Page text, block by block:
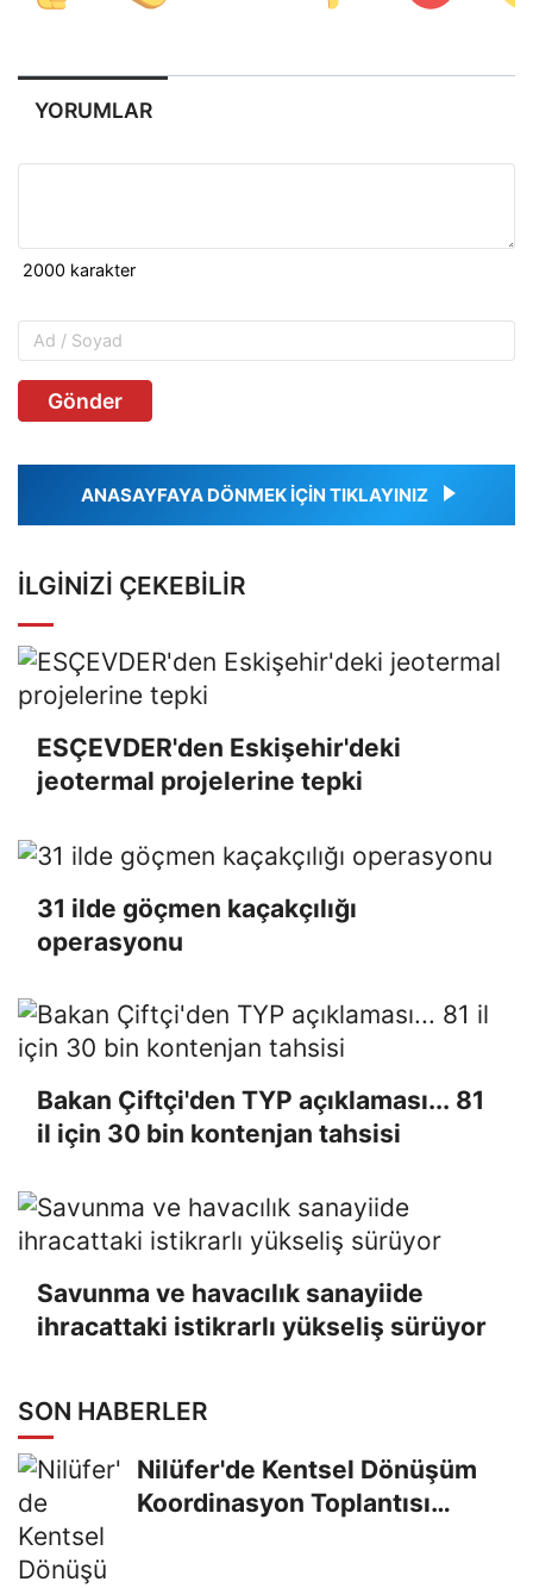
YORUMLAR
Gönder
ANASAYFAYA DÖNMEK İÇİN TIKLAYINIZ
İLGINIZI ÇEKEBILIR
ESÇEVDER'den Eskişehir'deki
jeotermal projelerine tepki
31 ilde göçmen kaçakçılığı
operasyonu
Bakan Çiftçi'den TYP açıklaması... 81
il için 30 bin kontenjan tahsisi
Savunma ve havacılık sanayiide
ihracattaki istikrarlı yükseliş sürüyor
SON HABERLER
Nilüfer'de Kentsel Dönüşüm
Koordinasyon Toplantısı